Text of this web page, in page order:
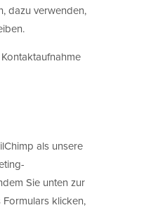
dazu verwenden,
als unsere
Sie unten zur
klicken,